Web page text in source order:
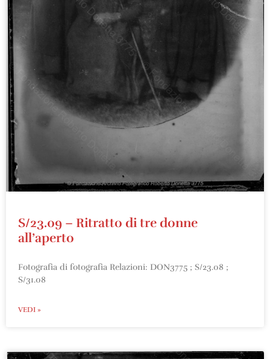
S/23.09 – Ritratto di tre donne
all’aperto
Fotografia di fotografia Relazioni: DON3775 ; S/23.08 ;
S/31.08
VEDI »